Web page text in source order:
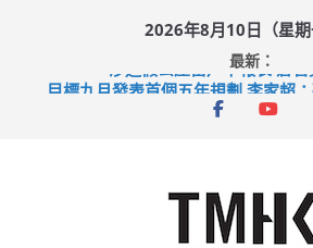
2026年8月10日（星期
最新：
涉造假公屋富戶申報表 倉